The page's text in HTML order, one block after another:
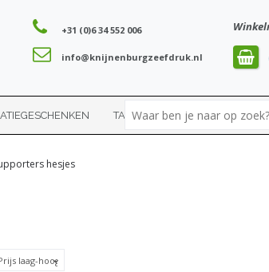
+31 (0)6 34 552 006
info@knijnenburgzeefdruk.nl
TASSEN SPORT
hesjes